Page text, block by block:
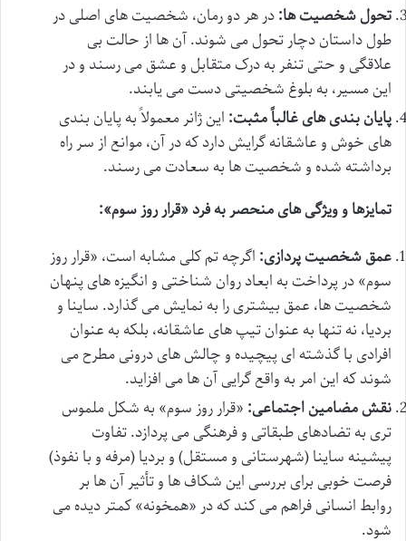
تحول شخصیت ها:در هر دو رمان، شخصیت های اصلی در
طول داستان دچار تحول می شوند. آن ها از حالت بی
علاقگی و حتی تنفر به درک متقابل و عشق می رسند و در
این مسیر، به بلوغ شخصیتی دست می یابند.
پایان بندی های غالباً مثبت: این ژانر معمولاً به پایان بندی
های خوش و عاشقانه گرایش دارد که در آن، موانع از سر راه
برداشته شده و شخصیت ها به سعادت می رسند.
تمایزها و ویژگی های منحصر به فرد «قرار روز سوم»:
عمق شخصیت پردازی: اگرچه تم کلی مشابه است، «قرار روز
سوم» در پرداخت به ابعاد روان شناختی و انگیزه های پنهان
شخصیت ها، عمق بیشتری را به نمایش می گذارد. ساینا و
بردیا، نه تنها به عنوان تیپ های عاشقانه، بلکه به عنوان
افرادی با گذشته ای پیچیده و چالش های درونی مطرح می
شوند که این امر به واقع گرایی آن ها می افزاید.
نقش مضامین اجتماعی: «قرار روز سوم» به شکل ملموس
تری به تضادهای طبقاتی و فرهنگی می پردازد. تفاوت
پیشینه ساینا (شهرستانی و مستقل) و بردیا (مرفه و با نفوذ)
فرصت خوبی برای بررسی این شکاف ها و تأثیر آن ها بر
روابط انسانی فراهم می کند که در «همخونه» کمتر دیده می
شود.